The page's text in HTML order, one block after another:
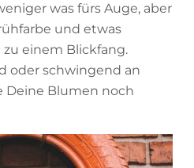
was fürs Auge, aber
und etwas
einem Blickfang.
oder schwingend an
Deine Blumen noch